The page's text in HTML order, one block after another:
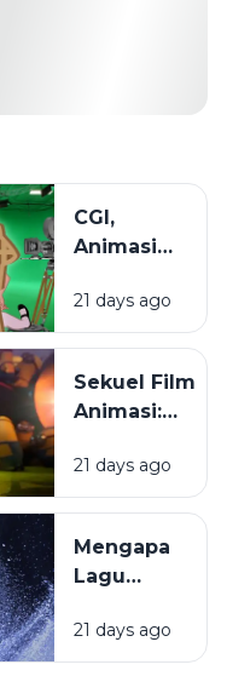
CGI,
Animasi
Stop
Motion:
Beragam
Teknik di
Animasi
21 days ago
Sekuel Film
Animasi:
Penonton
Selalu
21 days ago
Mengapa
Lagu
Film
Animasi
21 days ago